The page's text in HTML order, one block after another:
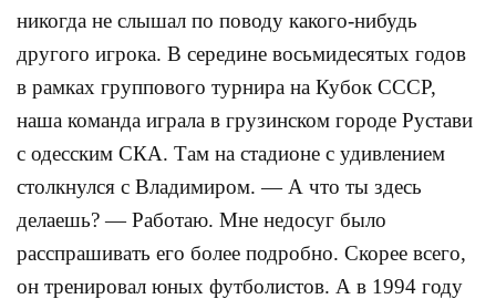
никогда не слышал по поводу какого-нибудь
другого игрока. В середине восьмидесятых годов
в рамках группового турнира на Кубок СССР,
наша команда играла в грузинском городе Рустави
с одесским СКА. Там на стадионе с удивлением
столкнулся с Владимиром. — А что ты здесь
делаешь? — Работаю. Мне недосуг было
расспрашивать его более подробно. Скорее всего,
он тренировал юных футболистов. А в 1994 году